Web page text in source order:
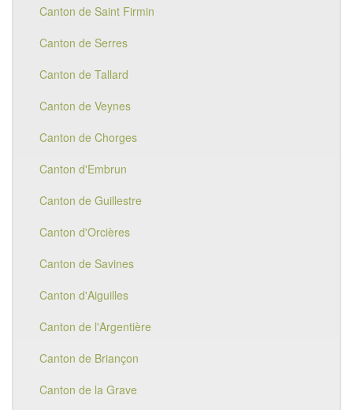
Canton de Saint Firmin
Canton de Serres
Canton de Tallard
Canton de Veynes
Canton de Chorges
Canton d'Embrun
Canton de Guillestre
Canton d'Orcières
Canton de Savines
Canton d'Aiguilles
Canton de l'Argentière
Canton de Briançon
Canton de la Grave